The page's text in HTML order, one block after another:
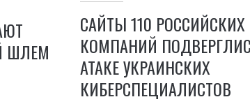
САЙТЫ 110 РОССИЙСКИХ
КОМПАНИЙ
АТАКЕ УКРАИНСКИХ
КИБЕРСПЕЦИАЛИСТОВ
ШЛЕМ